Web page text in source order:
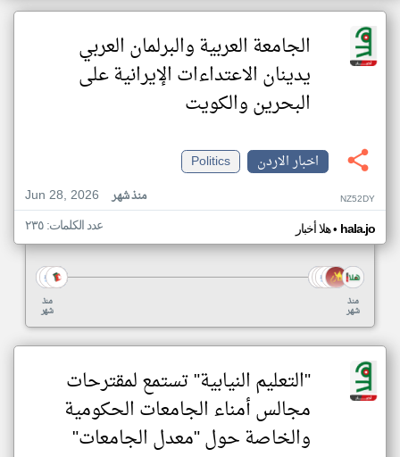
الجامعة العربية والبرلمان العربي
يدينان الاعتداءات الإيرانية على
البحرين والكويت
اخبار الاردن
Politics
Jun 28, 2026
منذ شهر NZ52DY
هلا أخبار• hala.jo عدد الكلمات: ٢٣٥
منذ
شهر
منذ
شهر
"التعليم النيابية" تستمع لمقترحات
مجالس أمناء الجامعات الحكومية
والخاصة حول "معدل الجامعات"